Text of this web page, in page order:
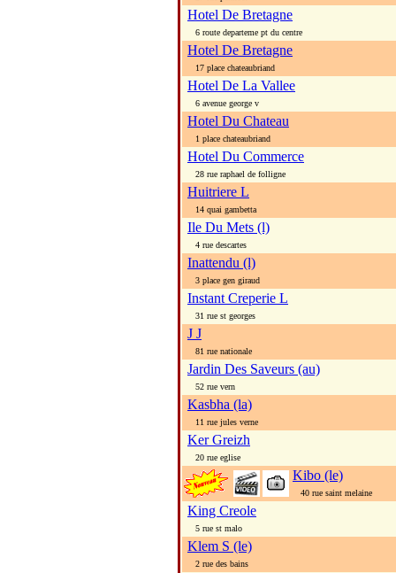
Hotel De Bretagne
6 route departeme pt du centre
Hotel De Bretagne
17 place chateaubriand
Hotel De La Vallee
6 avenue george v
Hotel Du Chateau
1 place chateaubriand
Hotel Du Commerce
28 rue raphael de folligne
Huitriere L
14 quai gambetta
Ile Du Mets (l)
4 rue descartes
Inattendu (l)
3 place gen giraud
Instant Creperie L
31 rue st georges
J J
81 rue nationale
Jardin Des Saveurs (au)
52 rue vern
Kasbha (la)
11 rue jules verne
Ker Greizh
20 rue eglise
Kibo (le)
40 rue saint melaine
King Creole
5 rue st malo
Klem S (le)
2 rue des bains